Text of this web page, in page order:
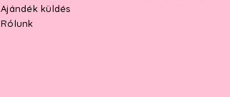
Ajándék küldés
Rólunk